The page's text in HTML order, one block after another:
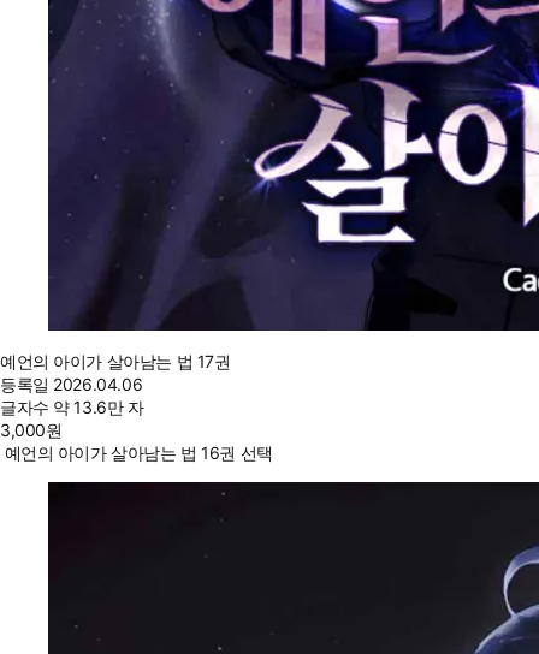
예언의 아이가 살아남는 법 17권
등록일 2026.04.06
글자수 약 13.6만 자
3,000원
예언의 아이가 살아남는 법 16권 선택